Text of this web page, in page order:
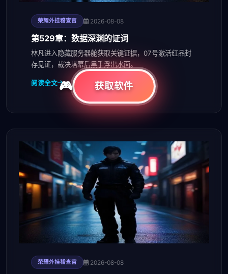
荣耀外挂稽查官 2026-08-08
第529章：数据深渊的证词
林凡进入隐藏服务器舱获取关键证据，07号激活红品封
存见证，裁决塔幕后黑手浮出水面。
阅读全文
荣耀外挂稽查官 2026-08-08
获取软件